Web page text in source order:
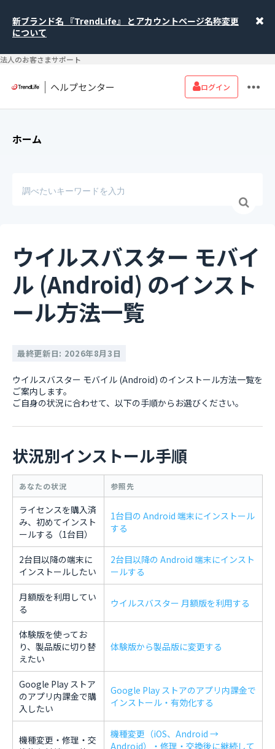
新ブランド名 『TrendLife』 とアカウントページ名称変更
について
法人のお客さまサポート
ヘルプセンター ログイン
ホーム
ウイルスバスター モバイ
ル (Android) のインスト
ール方法一覧
最終更新日: 2026年8月3日
ウイルスバスター モバイル (Android) のインストール方法一覧を
ご案内します。
ご自身の状況に合わせて、以下の手順からお選びください。
状況別インストール手順
あなたの状況 参照先
ライセンスを購入済
み、初めてインスト
ールする（1台目）
1台目の Android 端末にインストール
する
2台目以降の端末に
インストールしたい
2台目以降の Android 端末にインスト
ールする
月額版を利用してい
る
ウイルスバスター 月額版を利用する
体験版を使ってお
り、製品版に切り替
えたい
体験版から製品版に変更する
Google Play ストア
のアプリ内課金で購
入したい
Google Play ストアのアプリ内課金で
インストール・有効化する
機種変更・修理・交
機種変更（iOS、Android →
Android）・修理・交換後に継続して